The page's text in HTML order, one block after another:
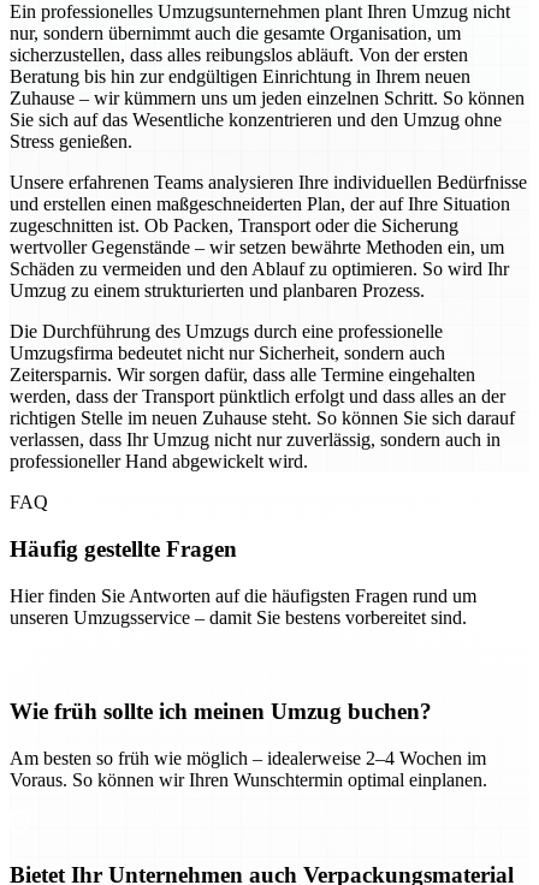
Ein professionelles Umzugsunternehmen plant Ihren Umzug nicht
nur, sondern übernimmt auch die gesamte Organisation, um
sicherzustellen, dass alles reibungslos abläuft. Von der ersten
Beratung bis hin zur endgültigen Einrichtung in Ihrem neuen
Zuhause – wir kümmern uns um jeden einzelnen Schritt. So können
Sie sich auf das Wesentliche konzentrieren und den Umzug ohne
Stress genießen.
Unsere erfahrenen Teams analysieren Ihre individuellen Bedürfnisse
und erstellen einen maßgeschneiderten Plan, der auf Ihre Situation
zugeschnitten ist. Ob Packen, Transport oder die Sicherung
wertvoller Gegenstände – wir setzen bewährte Methoden ein, um
Schäden zu vermeiden und den Ablauf zu optimieren. So wird Ihr
Umzug zu einem strukturierten und planbaren Prozess.
Die Durchführung des Umzugs durch eine professionelle
Umzugsfirma bedeutet nicht nur Sicherheit, sondern auch
Zeitersparnis. Wir sorgen dafür, dass alle Termine eingehalten
werden, dass der Transport pünktlich erfolgt und dass alles an der
richtigen Stelle im neuen Zuhause steht. So können Sie sich darauf
verlassen, dass Ihr Umzug nicht nur zuverlässig, sondern auch in
professioneller Hand abgewickelt wird.
FAQ
Häufig gestellte Fragen
Hier finden Sie Antworten auf die häufigsten Fragen rund um
unseren Umzugsservice – damit Sie bestens vorbereitet sind.
Wie früh sollte ich meinen Umzug buchen?
Am besten so früh wie möglich – idealerweise 2–4 Wochen im
Voraus. So können wir Ihren Wunschtermin optimal einplanen.
Bietet Ihr Unternehmen auch Verpackungsmaterial